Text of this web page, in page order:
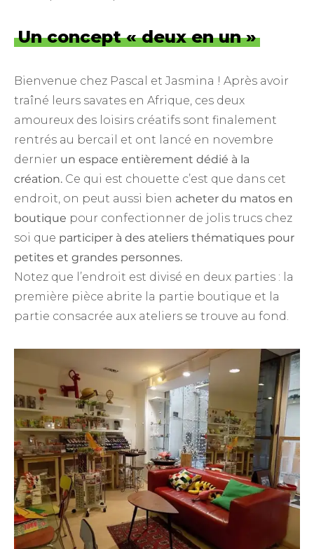
Un concept « deux en un »
Bienvenue chez Pascal et Jasmina ! Après avoir
traîné leurs savates en Afrique, ces deux
amoureux des loisirs créatifs sont finalement
rentrés au bercail et ont lancé en novembre
dernier un espace entièrement dédié à la
création. Ce qui est chouette c’est que dans cet
endroit, on peut aussi bien acheter du matos en
boutique pour confectionner de jolis trucs chez
soi que participer à des ateliers thématiques pour
petites et grandes personnes.
Notez que l’endroit est divisé en deux parties : la
première pièce abrite la partie boutique et la
partie consacrée aux ateliers se trouve au fond.